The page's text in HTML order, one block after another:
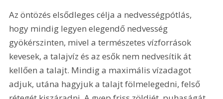
Az öntözés elsődleges célja a nedvességpótlás,
hogy mindig legyen elegendő nedvesség
gyökérszinten, mivel a természetes vízforrások
kevesek, a talajvíz és az esők nem nedvesítik át
kellően a talajt. Mindig a maximális vízadagot
adjuk, utána hagyjuk a talajt fölmelegedni, felső